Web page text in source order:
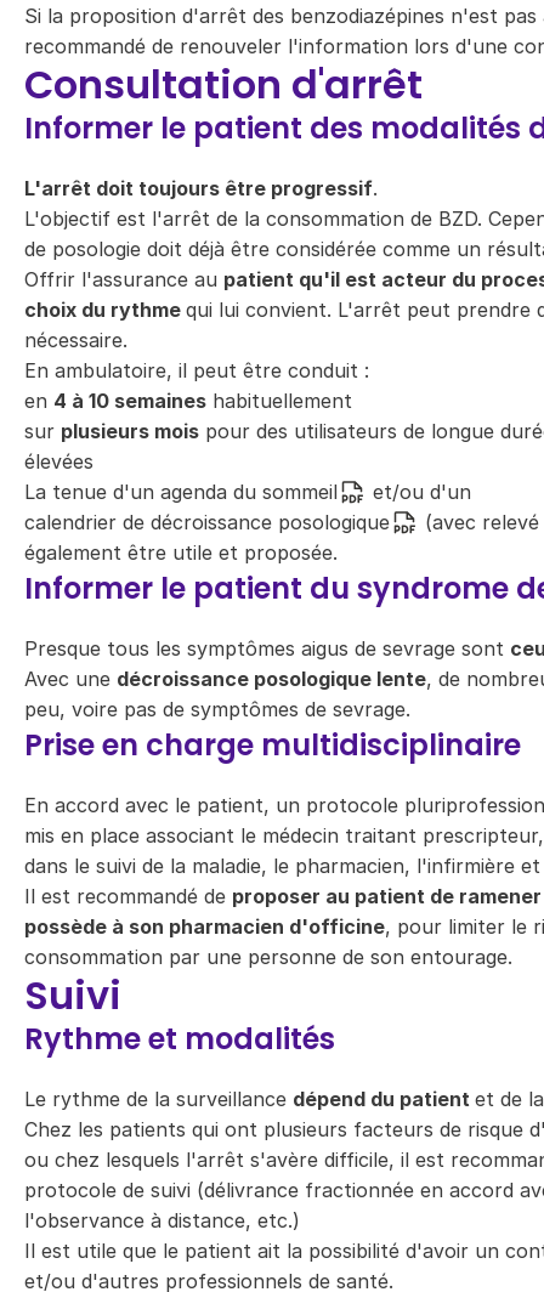
Si la proposition d'arrêt des benzodiazépines n'est
recommandé de renouveler l'information lors d'une
Consultation d'arrêt
Informer le patient des modalités
L'arrêt doit toujours être progressif.
L'objectif est l'arrêt de la consommation de BZD.
de posologie doit déjà être considérée comme un
Offrir l'assurance au patient qu'il est acteur du
choix du rythme qui lui convient. L'arrêt peut prendre
nécessaire.
En ambulatoire, il peut être conduit :
en 4 à 10 semaines habituellement
sur plusieurs mois pour des utilisateurs de longue
élevées
La tenue d'un agenda du sommeil
et/ou d'un
calendrier de décroissance posologique
(avec
également être utile et proposée.
Informer le patient du syndrome
Presque tous les symptômes aigus de sevrage sont
Avec une décroissance posologique lente, de
peu, voire pas de symptômes de sevrage.
Prise en charge multidisciplinaire
En accord avec le patient, un protocole
mis en place associant le médecin traitant
dans le suivi de la maladie, le pharmacien, l'infirmière
Il est recommandé de proposer au patient de
possède à son pharmacien d'officine, pour limiter le
consommation par une personne de son entourage.
Suivi
Rythme et modalités
Le rythme de la surveillance dépend du patient et de
Chez les patients qui ont plusieurs facteurs de risque
ou chez lesquels l'arrêt s'avère difficile, il est
protocole de suivi (délivrance fractionnée en accord
l'observance à distance, etc.)
Il est utile que le patient ait la possibilité d'avoir un
et/ou d'autres professionnels de santé.